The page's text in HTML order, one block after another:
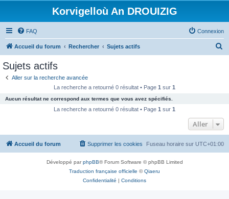
Korvigelloù An DROUIZIG
FAQ Connexion
Accueil du forum Rechercher Sujets actifs
c
e
Sujets actifs
Aller sur la recherche avancée
La recherche a retourné 0 résultat • Page 1 sur 1
Aucun résultat ne correspond aux termes que vous avez spécifiés.
La recherche a retourné 0 résultat • Page 1 sur 1
Aller
Accueil du forum Fuseau horaire sur UTC+01:00
Supprimer les cookies
Développé parphpBB® Forum Software © phpBB Limited
Traduction française officielle ©Qiaeru
Confidentialité | Conditions